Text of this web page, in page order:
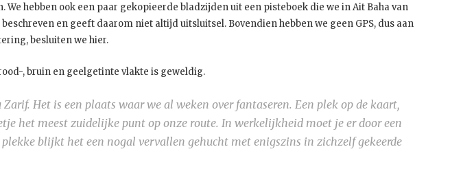
hebben ook een paar gekopieerde bladzijden uit een pisteboek die we in Ait Baha van
en geeft daarom niet altijd uitsluitsel. Bovendien hebben we geen GPS, dus aan
besluiten we hier.
, bruin en geelgetinte vlakte is geweldig.
Het is een plaats waar we al weken over fantaseren. Een plek op de kaart,
het meest zuidelijke punt op onze route. In werkelijkheid moet je er door een
blijkt het een nogal vervallen gehucht met enigszins in zichzelf gekeerde